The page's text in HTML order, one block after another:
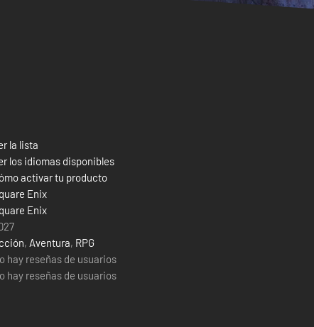
la lista
los idiomas disponibles
activar tu producto
Enix
Enix
, Aventura, RPG
hay reseñas de usuarios
hay reseñas de usuarios